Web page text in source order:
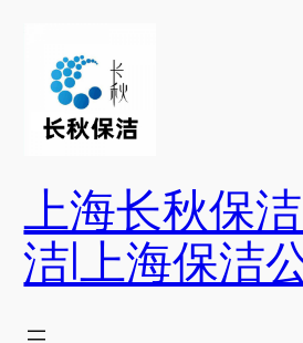
上海长秋保
洁|上海保洁